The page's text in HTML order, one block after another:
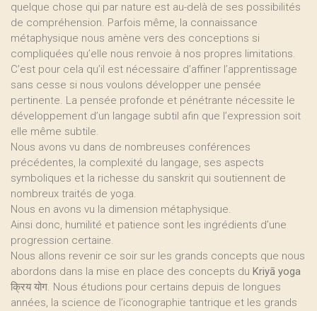
quelque chose qui par nature est au-delà de ses possibilités
de compréhension. Parfois même, la connaissance
métaphysique nous amène vers des conceptions si
compliquées qu’elle nous renvoie à nos propres limitations.
C’est pour cela qu’il est nécessaire d’affiner l’apprentissage
sans cesse si nous voulons développer une pensée
pertinente. La pensée profonde et pénétrante nécessite le
développement d’un langage subtil afin que l’expression soit
elle même subtile.
Nous avons vu dans de nombreuses conférences
précédentes, la complexité du langage, ses aspects
symboliques et la richesse du sanskrit qui soutiennent de
nombreux traités de yoga.
Nous en avons vu la dimension métaphysique.
Ainsi donc, humilité et patience sont les ingrédients d’une
progression certaine.
Nous allons revenir ce soir sur les grands concepts que nous
abordons dans la mise en place des concepts du Kriyā yoga
क्रिय योग. Nous étudions pour certains depuis de longues
années, la science de l’iconographie tantrique et les grands